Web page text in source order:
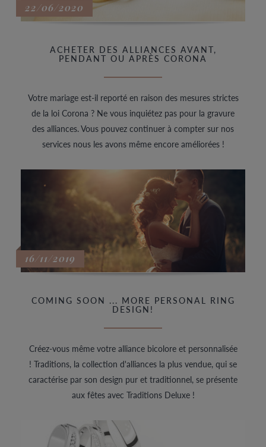
22/06/2020
ACHETER DES ALLIANCES AVANT,
PENDANT OU APRÈS CORONA
Votre mariage est-il reporté en raison des mesures strictes
de la loi Corona ? Ne vous inquiétez pas pour la gravure
des alliances. Vous pouvez continuer à compter sur nos
services nous les avons même encore améliorées !
16/11/2019
COMING SOON ... MORE PERSONAL RING
DESIGN!
Créez-vous même votre alliance bicolore et personnalisée
! Traditions, la collection d'alliances la plus vendue, qui se
caractérise par son design pur et traditionnel, se présente
aux fêtes avec Traditions Deluxe !